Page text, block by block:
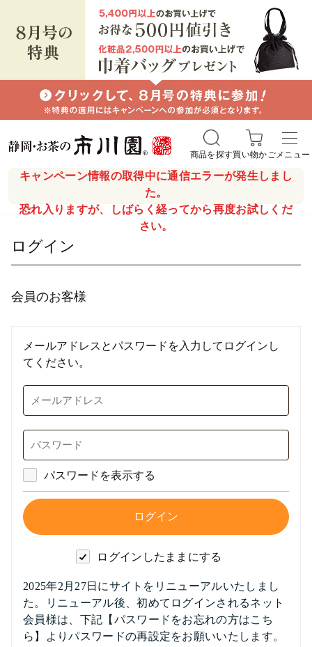
キャンペーン情報の取得中に通信エラーが発生しまし
た。
恐れ入りますが、しばらく経ってから再度お試しくだ
さい。
商品を探す買い物かごメニュー
ログイン
会員のお客様
メールアドレスとパスワードを入力してログインし
てください。
パスワードを表示する
ログインしたままにする
2025年2月27日にサイトをリニューアルいたしまし
た。リニューアル後、初めてログインされるネット
会員様は、下記【パスワードをお忘れの方はこち
ら】よりパスワードの再設定をお願いいたします。